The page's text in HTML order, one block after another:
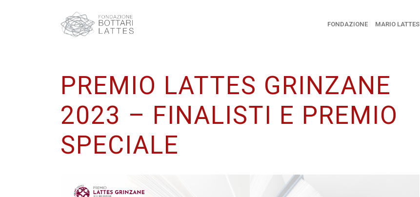
FONDAZIONE MARIO LATTES
PREMIO LATTES GRINZANE
2023 – FINALISTI E PREMIO
SPECIALE